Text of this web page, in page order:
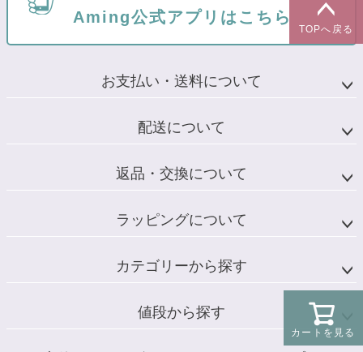
カートを見る
TOPへ戻る
Aming公式アプリはこちら
お支払い・送料について
配送について
返品・交換について
ラッピングについて
カテゴリーから探す
値段から探す